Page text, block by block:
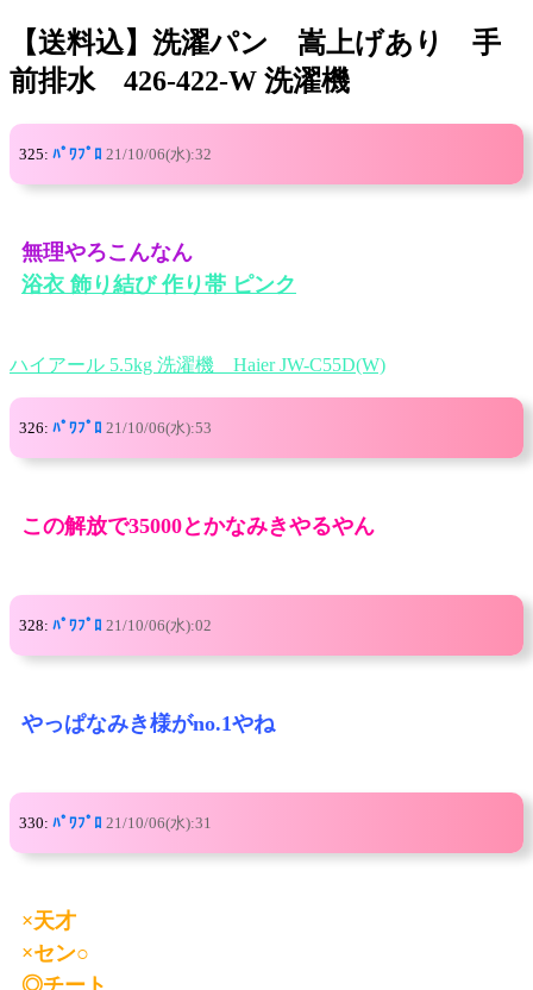
【送料込】洗濯パン 嵩上げあり 手
前排水 426-422-W 洗濯機
325: ﾊﾟﾜﾌﾟﾛ 21/10/06(水):32
無理やろこんなん
浴衣 飾り結び 作り帯 ピンク
ハイアール 5.5kg 洗濯機 Haier JW-C55D(W)
326: ﾊﾟﾜﾌﾟﾛ 21/10/06(水):53
この解放で35000とかなみきやるやん
328: ﾊﾟﾜﾌﾟﾛ 21/10/06(水):02
やっぱなみき様がno.1やね
330: ﾊﾟﾜﾌﾟﾛ 21/10/06(水):31
×天才
×セン○
◎チート